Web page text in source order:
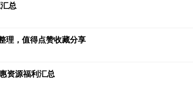
总
理，值得点赞收藏分享
资源福利汇总